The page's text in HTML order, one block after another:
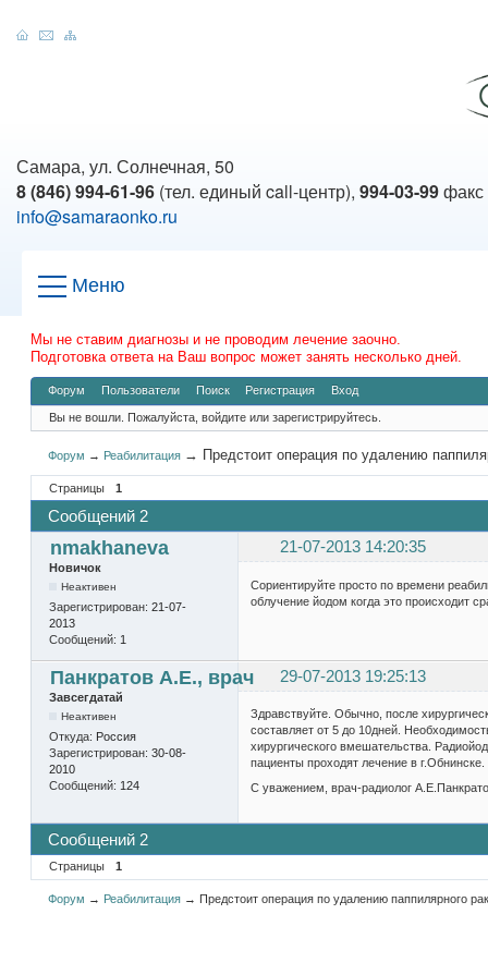
Самара, ул. Солнечная, 50
8 (846) 994-61-96 (тел. единый call-центр), 994-03-99факс
info@samaraonko.ru
Меню
Мы не ставим диагнозы и не проводим лечение заочно.
Подготовка ответа на Ваш вопрос может занять несколько дней.
Форум Пользователи Поиск Регистрация Вход
Вы не вошли. Пожалуйста, войдите или зарегистрируйтесь.
Форум → Реабилитация → Предстоит операция по удалению
Страницы 1
Сообщений 2
nmakhaneva 21-07-2013 14:20:35
Новичок
Неактивен
Зарегистрирован: 21-07-
2013
Сообщений: 1
Сориентируйте просто по времени
облучение йодом когда это происходит
Панкратов А.Е., врач 29-07-2013 19:25:13
Завсегдатай
Неактивен
Откуда: Россия
Зарегистрирован: 30-08-
2010
Сообщений: 124
Здравствуйте. Обычно, после
составляет от 5 до 10дней.
хирургического вмешательства.
пациенты проходят лечение в г.Обнинске.
С уважением, врач-радиолог
Сообщений 2
Страницы 1
Форум → Реабилитация → Предстоит операция по удалению паппилярного